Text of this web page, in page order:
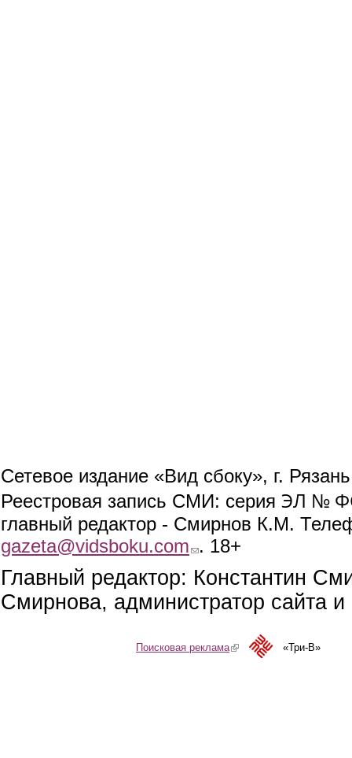
Сетевое издание «Вид сбоку», г.
Реестровая запись СМИ: серия ЭЛ №
главный редактор - Смирнов К.М.
gazeta@vidsboku.com (link sends e-mail)
. 18+
Главный редактор: Константин
Смирнова, администратор сайта
Поисковая реклама(link is external)«Три-В»